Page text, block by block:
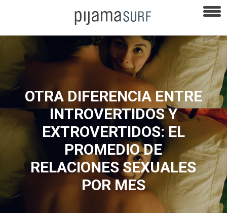
OTRA DIFERENCIA ENTRE
INTROVERTIDOS Y
EXTROVERTIDOS: EL
PROMEDIO DE
RELACIONES SEXUALES
POR MES